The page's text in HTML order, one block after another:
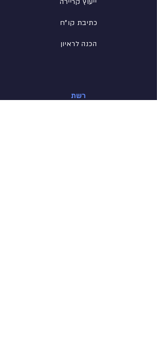
כתיבת קו"ח
הכנה לראיון
רשת